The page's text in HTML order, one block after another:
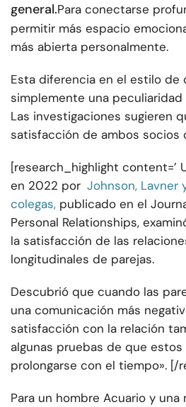
general.Para conectarse
permitir más espacio
más abierta personalmente.
Esta diferencia en el estilo de
simplemente una
Las investigaciones sugieren
satisfacción de ambos socios
[research_highlight content=’
en 2022 por Johnson, Lavner
colegas, publicado en el
Personal Relationships,
la satisfacción de las
longitudinales de parejas.
Descubrió que cuando las
una comunicación más
satisfacción con la relación
algunas pruebas de que
prolongarse con el tiempo». [/
Para un hombre Acuario y una